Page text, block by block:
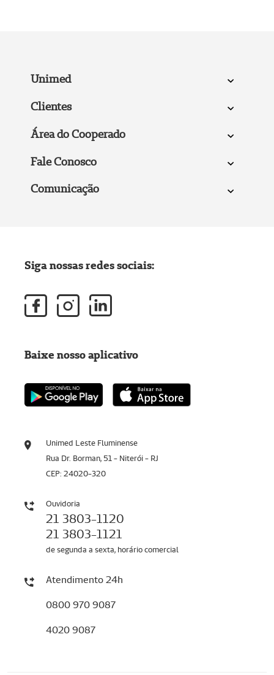
Unimed
Clientes
Área do Cooperado
Fale Conosco
Comunicação
Unimed Leste Fluminense
Rua Dr. Borman, 51 - Niterói - RJ
CEP: 24020-320
Ouvidoria
21 3803-1120
21 3803-1121
de segunda a sexta, horário comercial
Atendimento 24h
0800 970 9087
4020 9087
Siga nossas redes sociais:
Baixe nosso aplicativo